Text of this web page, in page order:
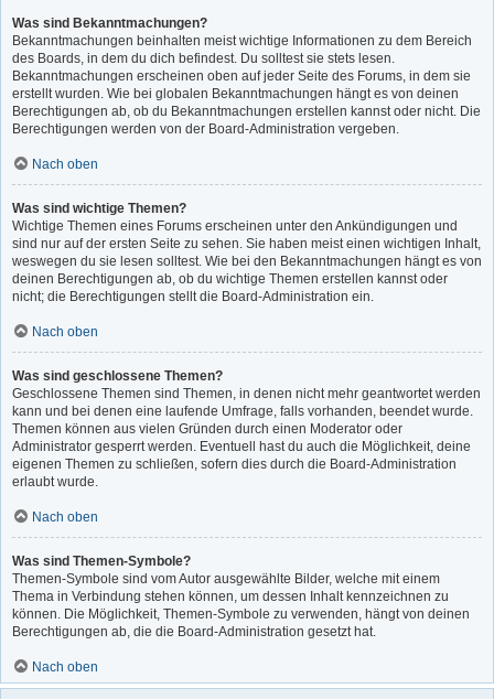
Was sind Bekanntmachungen?
Bekanntmachungen beinhalten meist wichtige Informationen zu dem Bereich
des Boards, in dem du dich befindest. Du solltest sie stets lesen.
Bekanntmachungen erscheinen oben auf jeder Seite des Forums, in dem sie
erstellt wurden. Wie bei globalen Bekanntmachungen hängt es von deinen
Berechtigungen ab, ob du Bekanntmachungen erstellen kannst oder nicht. Die
Berechtigungen werden von der Board-Administration vergeben.
Nach oben
Was sind wichtige Themen?
Wichtige Themen eines Forums erscheinen unter den Ankündigungen und
sind nur auf der ersten Seite zu sehen. Sie haben meist einen wichtigen Inhalt,
weswegen du sie lesen solltest. Wie bei den Bekanntmachungen hängt es von
deinen Berechtigungen ab, ob du wichtige Themen erstellen kannst oder
nicht; die Berechtigungen stellt die Board-Administration ein.
Nach oben
Was sind geschlossene Themen?
Geschlossene Themen sind Themen, in denen nicht mehr geantwortet werden
kann und bei denen eine laufende Umfrage, falls vorhanden, beendet wurde.
Themen können aus vielen Gründen durch einen Moderator oder
Administrator gesperrt werden. Eventuell hast du auch die Möglichkeit, deine
eigenen Themen zu schließen, sofern dies durch die Board-Administration
erlaubt wurde.
Nach oben
Was sind Themen-Symbole?
Themen-Symbole sind vom Autor ausgewählte Bilder, welche mit einem
Thema in Verbindung stehen können, um dessen Inhalt kennzeichnen zu
können. Die Möglichkeit, Themen-Symbole zu verwenden, hängt von deinen
Berechtigungen ab, die die Board-Administration gesetzt hat.
Nach oben